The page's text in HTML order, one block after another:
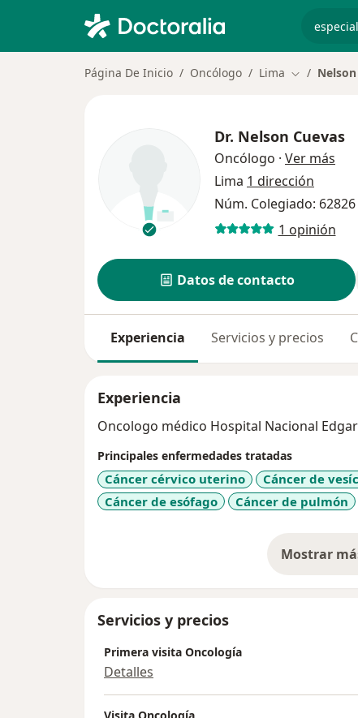
Página De Inicio Oncólogo Lima Cambiar de
Dr. Nelson Cuevas
Oncólogo · Ver más
Lima 1 dirección
Núm. Colegiado: 62826
1 opinión
Datos de contacto
Experiencia Servicios y precios
Experiencia
Oncologo médico Hospital Nacional
Principales enfermedades tratadas
Cáncer cérvico uterino Cáncer de
Cáncer de esófago
Cáncer de pulmón
Mostrar
Servicios y precios
Primera visita Oncología
Detalles